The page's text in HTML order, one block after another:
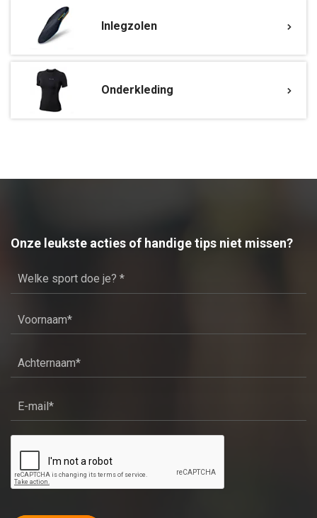
Inlegzolen
Onderkleding
Onze leukste acties of handige tips niet missen?